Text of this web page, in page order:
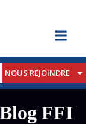
NOUS REJOINDRE
FFI